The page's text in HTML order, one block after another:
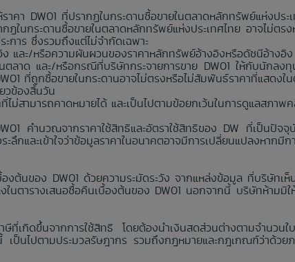
าคา DW01 ที่ปรากฏในกระดานซื้อขายในตลาดหลักทรัพย์แห่งปร
ในกระดานซื้อขายในตลาดหลักทรัพย์แห่งประเทศไทย อาจไม่ตร
การ ซึ่งรวมถึงแต่ไม่จำกัดเฉพาะ
และ/หรือความผันผวนของราคาหลักทรัพย์อ้างอิงหรือดัชนีอ้างอิง
ตลาด และ/หรือกรณีที่บริษัทกระจายการขาย DW01 ให้กับนักลง
ที่ถูกซื้อขายในกระดานอาจไม่ตรงหรือไม่สัมพันธ์ราคาที่แสดงใ
วข้องสิ้นวัน
สามารถคาดหมายได้ และเป็นไปตามข้อยกเว้นในการดูแลสภาพ
คำนวณจากราคาใช้สิทธิและอัตราใช้สิทธิของ DW ที่เป็นปั
ละเข้าใจว่าข้อมูลราคาในอนาคตอาจมีการเปลี่ยนแปลงหากมี
งต้นของ DW01 ด้วยความระมัดระวัง จากแหล่งข้อมูล ที่บริษัทเ
นตารางเสนอซื้อคืนเบื้องต้นของ DW01 นอกจากนี้ บริษัทห้ามมิ
เกิดขึ้นจากการใช้สิทธิ โดยต้องนำเงินสดส่วนต่างตามจำนวน
เป็นไปตามประมวลรัษฎากร รวมถึงกฎหมายและกฎเกณฑ์ว่าด้ว